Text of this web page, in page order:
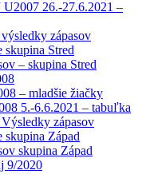
26.-27.6.2021 –
zápasov
Stred
– skupina Stred
– mladšie žiačky
5.-6.6.2021 – tabuľka
zápasov
Západ
skupina Západ
9/2020